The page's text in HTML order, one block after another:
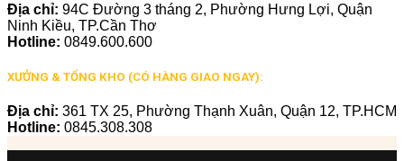
Địa chỉ: 94C Đường 3 tháng 2, Phường Hưng Lợi, Quận
Ninh Kiều, TP.Cần Thơ
Hotline: 0849.600.600
XƯỞNG & TỔNG KHO (CÓ HÀNG GIAO NGAY):
Địa chỉ: 361 TX 25, Phường Thạnh Xuân, Quận 12, TP.HCM
Hotline: 0845.308.308